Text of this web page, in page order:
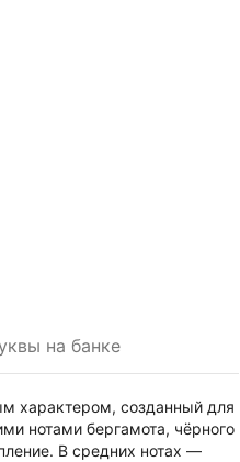
на банке
характером, созданный для
нотами бергамота, чёрного
В средних нотах —